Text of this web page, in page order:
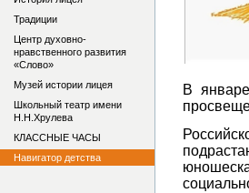
В
Традиции
Центр духовно-
нравственного развития
«Слово»
Музей истории лицея
Школьный театр имени
Н.Н.Хрулева
КЛАССНЫЕ ЧАСЫ
Навигатор детства